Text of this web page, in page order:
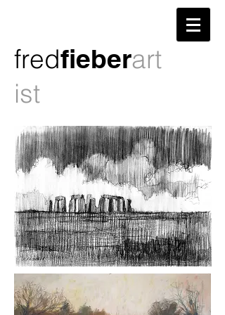
fredfieberart
ist